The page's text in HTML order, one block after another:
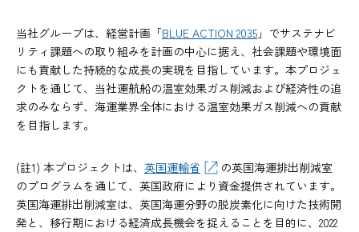
当社グループは、経営計画「BLUE ACTION 2035 」でサステナビ
リティ課題への取り組みを計画の中心に据え、社会課題や環境面
にも貢献した持続的な成長の実現を目指しています。本プロジェ
クトを通じて、当社運航船の温室効果ガス削減および経済性の追
求のみならず、海運業界全体における温室効果ガス削減への貢献
を目指します。
(註1) 本プロジェクトは、 英国運輸省
の英国海運排出削減室
のプログラムを通じて、英国政府により資金提供されています。
英国海運排出削減室は、英国海運分野の脱炭素化に向けた技術開
発と、移行期における経済成長機会を捉えることを目的に、2022